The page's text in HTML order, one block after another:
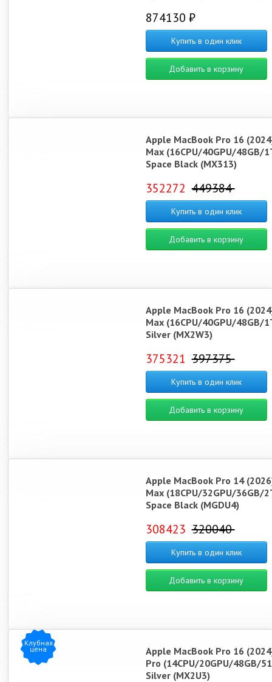
874130 ₽
Купить в один клик
Добавить в корзину
Apple MacBook Pro 16
Max (16CPU/40GPU/48GB/
Space Black (MX313)
352272 449384
Купить в один клик
Добавить в корзину
Apple MacBook Pro 16
Max (16CPU/40GPU/48GB/
Silver (MX2W3)
375321 397375
Купить в один клик
Добавить в корзину
Apple MacBook Pro 14
Max (18CPU/32GPU/36GB/
Space Black (MGDU4)
308423 320040
Купить в один клик
Добавить в корзину
Клубная
цена
Apple MacBook Pro 16
Pro (14CPU/20GPU/48GB/
Silver (MX2U3)